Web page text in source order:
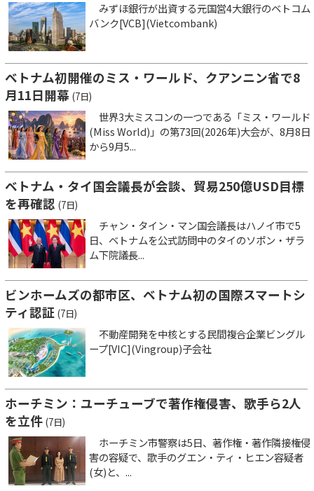
みずほ銀行が出資する元国営4大銀行のベトコム
バンク[VCB](Vietcombank)
ベトナム初開催のミス・ワールド、クアンニン省で8
月11日開幕 (7日)
世界3大ミスコンの一つである「ミス・ワールド
(Miss World)」の第73回(2026年)大会が、8月8日
から9月5...
ベトナム・タイ国会議長が会談、貿易250億USD目標
を再確認 (7日)
チャン・タイン・マン国会議長はハノイ市で5
日、ベトナムを公式訪問中のタイのソポン・ザラ
ム下院議長...
ビンホームズの都市区、ベトナム初の国際スマートシ
ティ認証 (7日)
不動産開発を中核とする民間複合企業ビングル
ープ[VIC](Vingroup)子会社
ホーチミン：ユーチューブで著作権侵害、歌手ら2人
を立件 (7日)
ホーチミン市警察は5日、著作権・著作隣接権侵
害の容疑で、歌手のグエン・ティ・ヒエン容疑者
(女)と、...